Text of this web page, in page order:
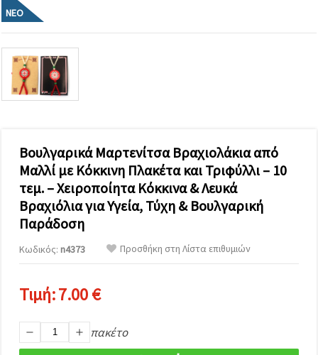
σας, να
αναλύουμε
την
και να
προβάλλουμε
πιο σχετικό
περιεχόμενο
και
τη βοήθεια
συνεργατών
μας για
αναλύσεις
μάρκετινγκ.
Μπορείτε
συμφωνήσετε
όλα τα
cookies
κλικ στον
ιστότοπο!
ΝΈΟ
Βουλγαρικά Μαρτενίτσα Βραχιολάκια από
Μαλλί με Κόκκινη Πλακέτα και Τριφύλλι – 10
τεμ. – Χειροποίητα Κόκκινα & Λευκά
Βραχιόλια για Υγεία, Τύχη & Βουλγαρική
Παράδοση
Κωδικός: n4373 Προσθήκη στη Λίστα επιθυμιών
Τιμή:7.00 €
πακέτο